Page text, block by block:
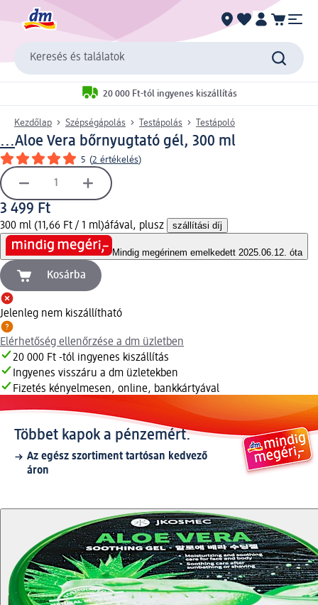
Keresés és találatok
20 000 Ft-tól ingyenes kiszállítás
Kezdőlap Szépségápolás Testápolás Testápoló
...Aloe Vera bőrnyugtató gél, 300 ml
5 (2 értékelés)
3 499 Ft
300 ml (11,66 Ft / 1 ml)áfával, plusz szállítási díj
Mindig megérinem emelkedett 2025.06.12. óta
Kosárba
Jelenleg nem kiszállítható
Elérhetőség ellenőrzése a dm üzletben
20 000 Ft -tól ingyenes kiszállítás
Ingyenes visszáru a dm üzletekben
Fizetés kényelmesen, online, bankkártyával
Többet kapok a pénzemért.
Az egész szortiment tartósan kedvező
áron